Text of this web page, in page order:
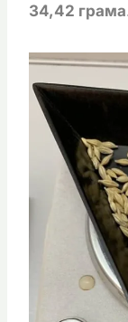
34,42 грама